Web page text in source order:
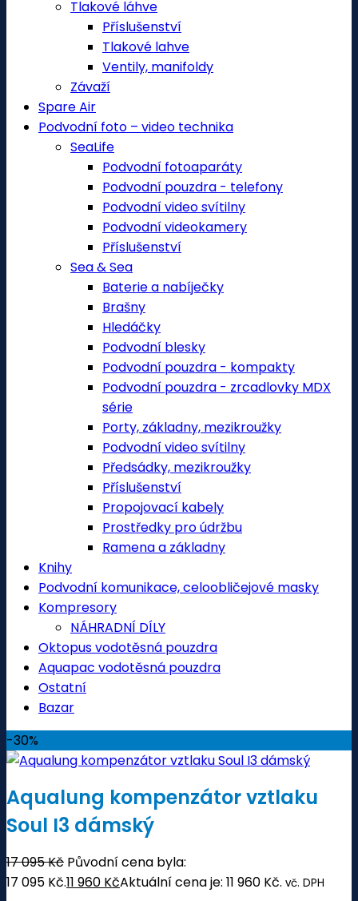
Tlakové láhve
Příslušenství
Tlakové lahve
Ventily, manifoldy
Závaží
Spare Air
Podvodní foto – video technika
SeaLife
Podvodní fotoaparáty
Podvodní pouzdra - telefony
Podvodní video svítilny
Podvodní videokamery
Příslušenství
Sea & Sea
Baterie a nabíječky
Brašny
Hledáčky
Podvodní blesky
Podvodní pouzdra - kompakty
Podvodní pouzdra - zrcadlovky MDX
série
Porty, základny, mezikroužky
Podvodní video svítilny
Předsádky, mezikroužky
Příslušenství
Propojovací kabely
Prostředky pro údržbu
Ramena a základny
Knihy
Podvodní komunikace, celoobličejové masky
Kompresory
NÁHRADNÍ DÍLY
Oktopus vodotěsná pouzdra
Aquapac vodotěsná pouzdra
Ostatní
Bazar
-30%
Aqualung kompenzátor vztlaku
Soul I3 dámský
17 095Kč Původní cena byla:
17 095 Kč.11 960 KčAktuální cena je: 11 960 Kč. vč. DPH